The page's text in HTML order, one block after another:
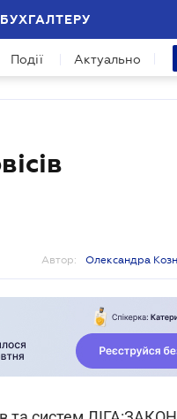
БУХГАЛТЕРУ
Події Актуально
Автор: Олександра